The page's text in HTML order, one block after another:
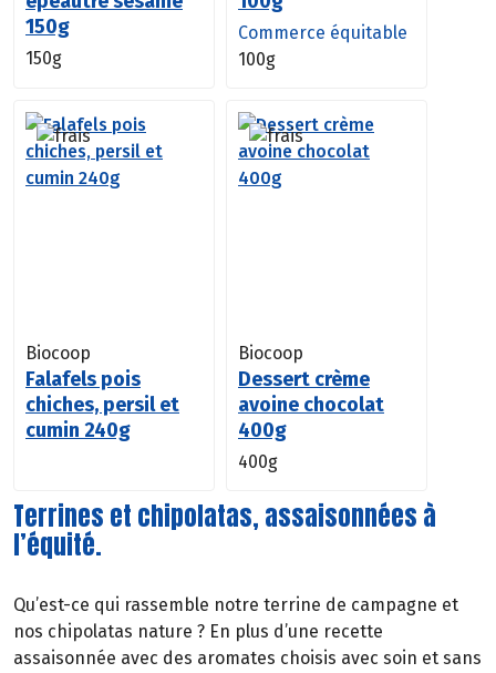
150g
150g
Commerce équitable
100g
Biocoop
Falafels pois
chiches, persil et
cumin 240g
Biocoop
Dessert crème
avoine chocolat
400g
400g
Terrines et chipolatas, assaisonnées à
l’équité.
Qu’est-ce qui rassemble notre terrine de campagne et
nos chipolatas nature ? En plus d’une recette
assaisonnée avec des aromates choisis avec soin et sans